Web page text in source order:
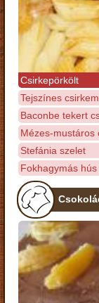
Csirkepörkölt
Tejszínes
Baconbe tekert
Mézes-mustáros
Stefánia szelet
Fokhagymás hús